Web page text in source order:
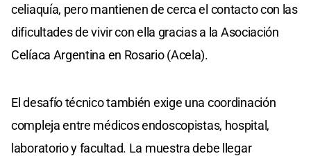
celiaquía, pero mantienen de cerca el contacto con las
dificultades de vivir con ella gracias a la Asociación
Celíaca Argentina en Rosario (Acela).
El desafío técnico también exige una coordinación
compleja entre médicos endoscopistas, hospital,
laboratorio y facultad. La muestra debe llegar